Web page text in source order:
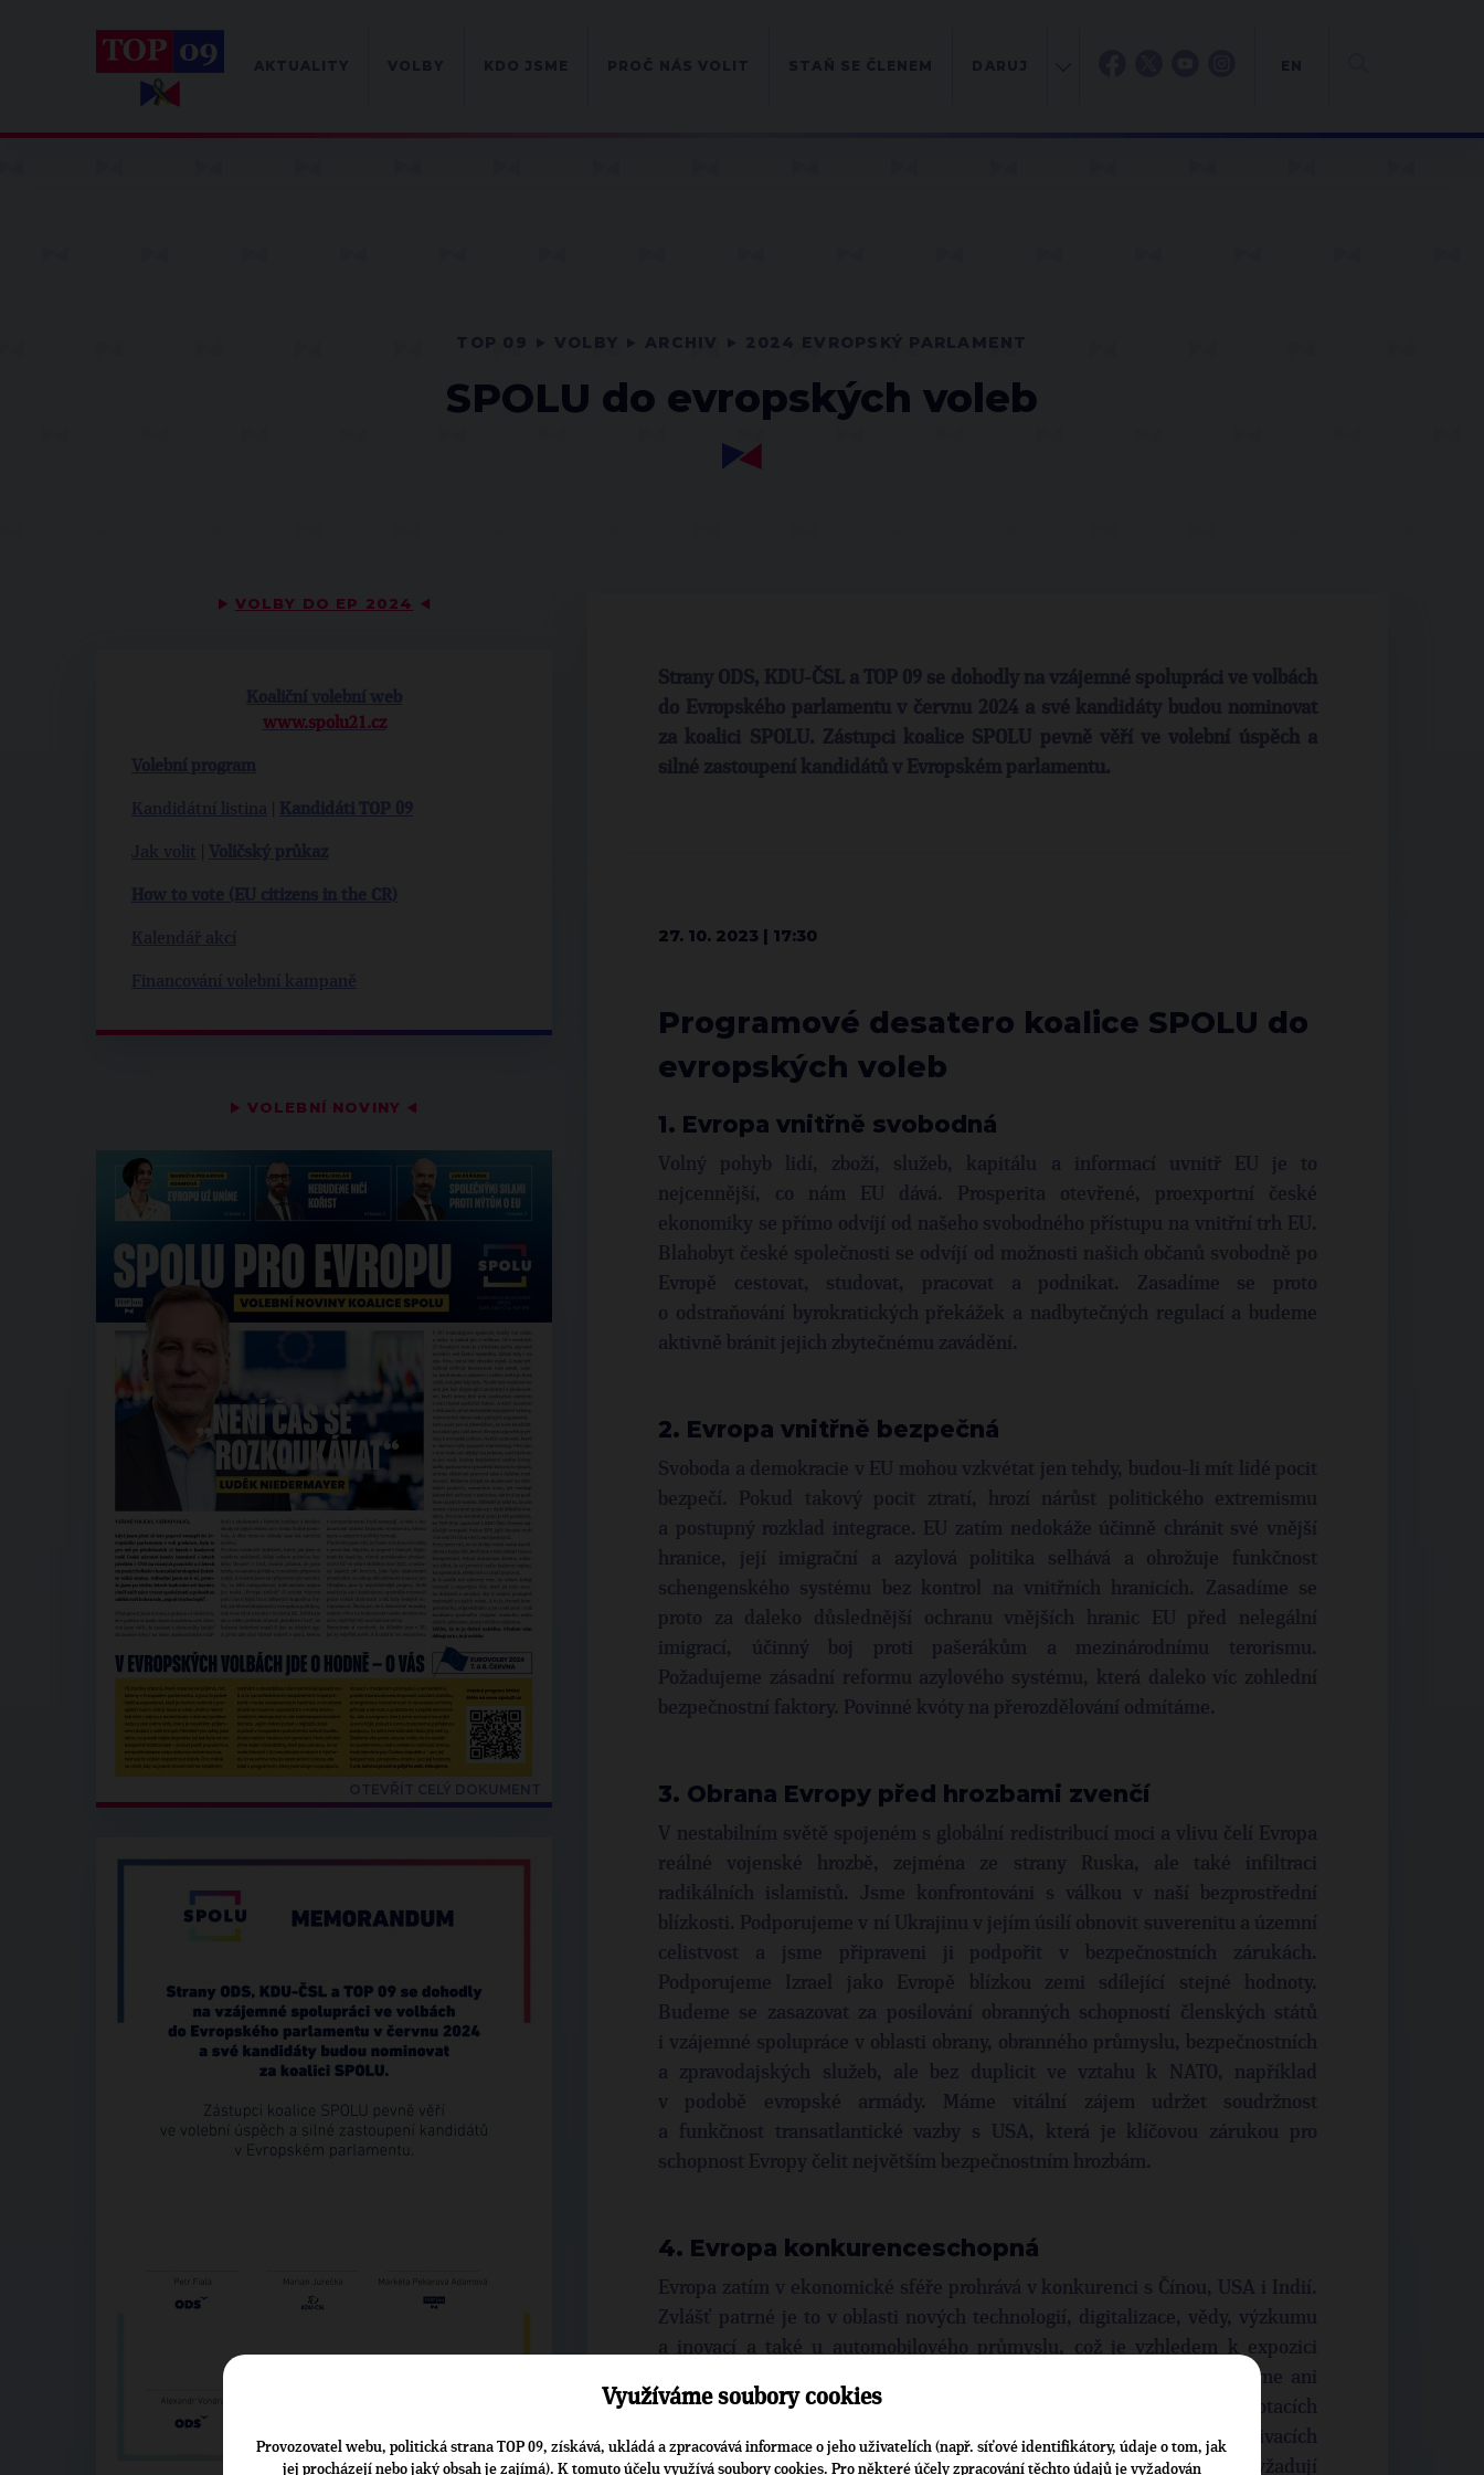
SPOLU do evropských voleb
▶ VOLBY DO EP 2024 ◀
www.spolu21.cz
▶ VOLEBNÍ NOVINY ◀
Strany ODS, KDU-ČSL a TOP 09 se dohodly na vzájemné spolupráci ve volbách
do Evropského parlamentu v červnu 2024 a své kandidáty budou nominovat
za koalici SPOLU. Zástupci koalice SPOLU pevně věří ve volební úspěch a
silné zastoupení kandidátů v Evropském parlamentu.
27. 10. 2023 | 17:30
Programové desatero koalice SPOLU do
evropských voleb
1. Evropa vnitřně svobodná
Volný pohyb lidí, zboží, služeb, kapitálu a informací uvnitř EU je to
nejcennější, co nám EU dává. Prosperita otevřené, proexportní české
ekonomiky se přímo odvíjí od našeho svobodného přístupu na vnitřní trh EU.
Blahobyt české společnosti se odvíjí od možnosti našich občanů svobodně po
Evropě cestovat, studovat, pracovat a podnikat. Zasadíme se proto
o odstraňování byrokratických překážek a nadbytečných regulací a budeme
aktivně bránit jejich zbytečnému zavádění.
2. Evropa vnitřně bezpečná
Svoboda a demokracie v EU mohou vzkvétat jen tehdy, budou-li mít lidé pocit
bezpečí. Pokud takový pocit ztratí, hrozí nárůst politického extremismu
a postupný rozklad integrace. EU zatím nedokáže účinně chránit své vnější
hranice, její imigrační a azylová politika selhává a ohrožuje funkčnost
schengenského systému bez kontrol na vnitřních hranicích. Zasadíme se
proto za daleko důslednější ochranu vnějších hranic EU před nelegální
imigrací, účinný boj proti pašerákům a mezinárodnímu terorismu.
Požadujeme zásadní reformu azylového systému, která daleko víc zohlední
bezpečnostní faktory. Povinné kvóty na přerozdělování odmítáme.
3. Obrana Evropy před hrozbami zvenčí
V nestabilním světě spojeném s globální redistribucí moci a vlivu čelí Evropa
reálné vojenské hrozbě, zejména ze strany Ruska, ale také infiltraci
radikálních islamistů. Jsme konfrontováni s válkou v naší bezprostřední
blízkosti. Podporujeme v ní Ukrajinu v jejím úsilí obnovit suverenitu a územní
celistvost a jsme připraveni ji podpořit v bezpečnostních zárukách.
Podporujeme Izrael jako Evropě blízkou zemi sdílející stejné hodnoty.
Budeme se zasazovat za posilování obranných schopností členských států
i vzájemné spolupráce v oblasti obrany, obranného průmyslu, bezpečnostních
a zpravodajských služeb, ale bez duplicit ve vztahu k NATO, například
v podobě evropské armády. Máme vitální zájem udržet soudržnost
a funkčnost transatlantické vazby s USA, která je klíčovou zárukou pro
schopnost Evropy čelit největším bezpečnostním hrozbám.
4. Evropa konkurenceschopná
Evropa zatím v ekonomické sféře prohrává v konkurenci s Čínou, USA i Indií.
Zvlášť patrné je to v oblasti nových technologií, digitalizace, vědy, výzkumu
a inovací a také u automobilového průmyslu, což je vzhledem k expozici
tohoto odvětví u nás zvlášť citlivé. Musíme to změnit. Řešení nevidíme ani
v masivním přerozdělování, ani v dalších zákazech, příkazech, dotacích
a regulacích, ale naopak ve svobodné soutěži, ekonomických motivacích
a rozvoji trhu soukromého rizikového kapitálu. Tam, kde to vyžadují
Využíváme soubory cookies
Provozovatel webu, politická strana TOP 09, získává, ukládá a zpracovává informace o jeho uživatelích (např. síťové identifikátory, údaje o tom, jak
jej procházejí nebo jaký obsah je zajímá). K tomuto účelu využívá soubory cookies. Pro některé účely zpracování těchto údajů je vyžadován